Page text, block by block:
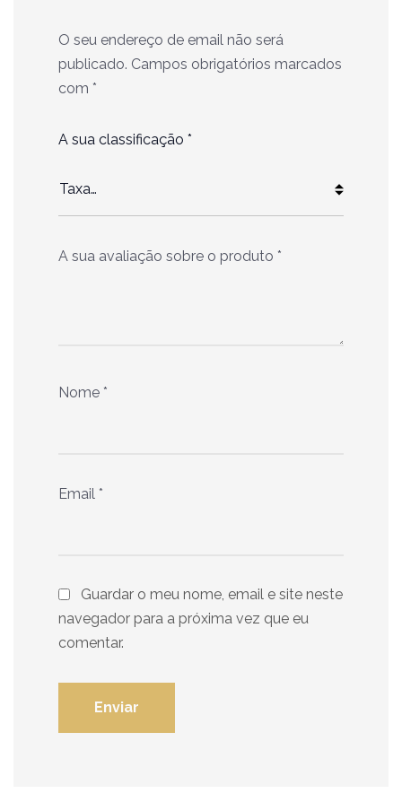
O seu endereço de email não será
publicado. Campos obrigatórios marcados
com *
A sua classificação *
A sua avaliação sobre o produto *
Nome *
Email *
Guardar o meu nome, email e site neste
navegador para a próxima vez que eu
comentar.